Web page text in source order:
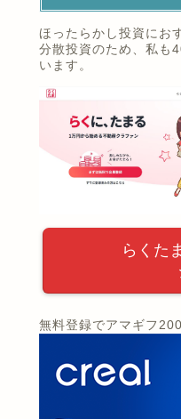
ほったらかし投資にお
分散投資のため、私も
います。
らくた
無料登録でアマギフ